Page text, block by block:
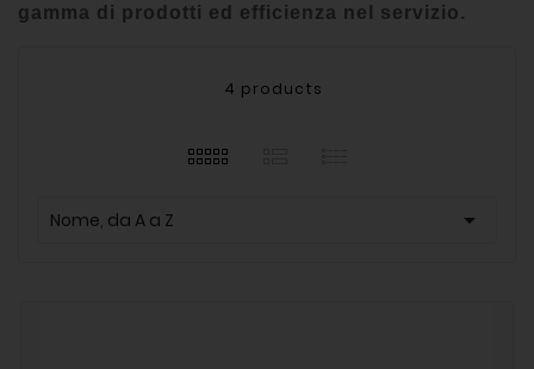
gamma di prodotti ed efficienza nel servizio.
4 products
Nome, da A a Z 